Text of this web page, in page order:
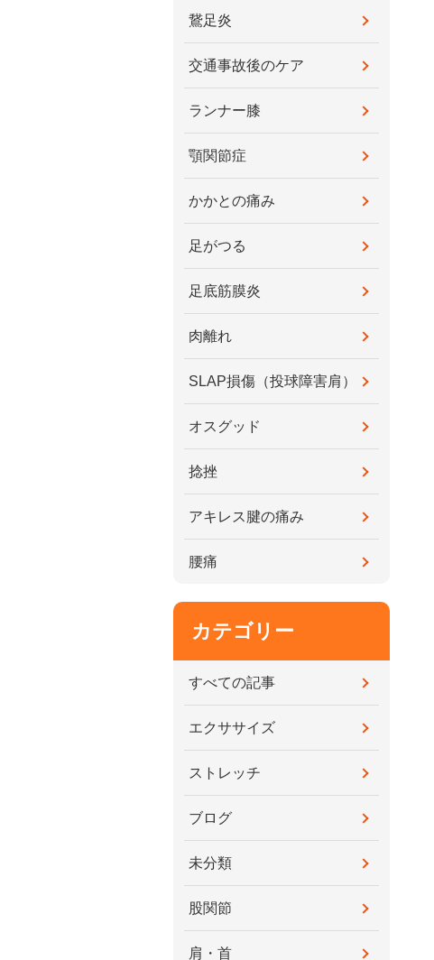
鵞足炎
交通事故後のケア
ランナー膝
顎関節症
かかとの痛み
足がつる
足底筋膜炎
肉離れ
SLAP損傷（投球障害肩）
オスグッド
捻挫
アキレス腱の痛み
腰痛
カテゴリー
すべての記事
エクササイズ
ストレッチ
ブログ
未分類
股関節
肩・首